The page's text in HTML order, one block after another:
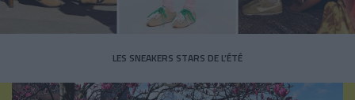
LES SNEAKERS STARS DE L’ÉTÉ